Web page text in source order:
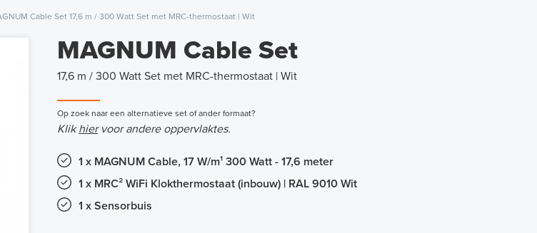
(incl. BTW)
Cable Set 17,6 m / 300 Watt Set met MRC-thermostaat | Wit
MAGNUM Cable Set
17,6 m / 300 Watt Set met MRC-thermostaat | Wit
Op zoek naar een alternatieve set of ander formaat?
Klikhiervoor andere oppervlaktes.
1 x MAGNUM Cable, 17 W/m¹ 300 Watt - 17,6 meter
1 x MRC² WiFi Klokthermostaat (inbouw) | RAL 9010 Wit
1 x Sensorbuis